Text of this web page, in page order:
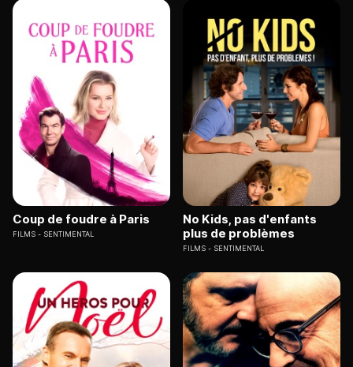
Coup de foudre à Paris
FILMS SENTIMENTAL
No Kids, pas d'enfants
plus de problèmes
FILMS SENTIMENTAL